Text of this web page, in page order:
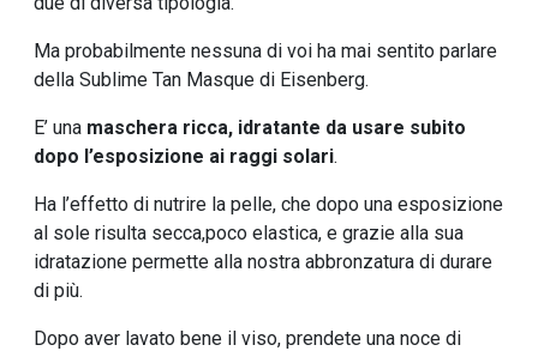
Ma probabilmente nessuna di voi ha mai sentito parlare
della Sublime Tan Masque di Eisenberg.
E’ una maschera ricca, idratante da usare subito
dopo l’esposizione ai raggi solari.
Ha l’effetto di nutrire la pelle, che dopo una esposizione
al sole risulta secca,poco elastica, e grazie alla sua
idratazione permette alla nostra abbronzatura di durare
di più.
Dopo aver lavato bene il viso, prendete una noce di